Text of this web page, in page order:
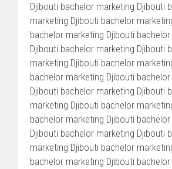
Djibouti bachelor marketing Djibouti
marketing Djibouti bachelor
bachelor marketing Djibouti
Djibouti bachelor marketing Djibouti
marketing Djibouti bachelor
bachelor marketing Djibouti
Djibouti bachelor marketing Djibouti
marketing Djibouti bachelor
bachelor marketing Djibouti
Djibouti bachelor marketing Djibouti
marketing Djibouti bachelor
bachelor marketing Djibouti